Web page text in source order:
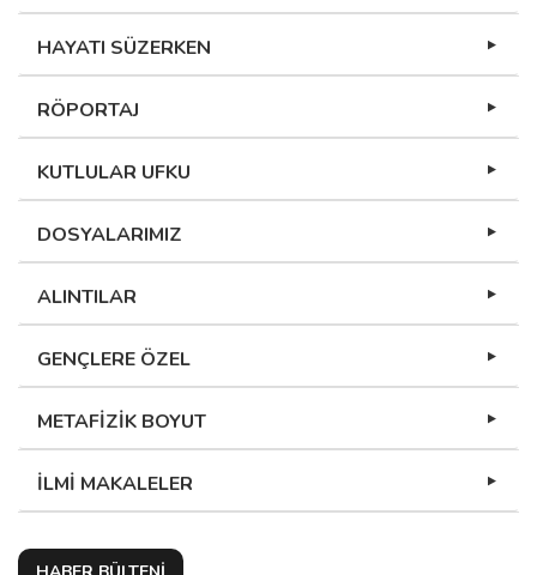
HAYATI SÜZERKEN
RÖPORTAJ
KUTLULAR UFKU
DOSYALARIMIZ
ALINTILAR
GENÇLERE ÖZEL
METAFİZİK BOYUT
İLMİ MAKALELER